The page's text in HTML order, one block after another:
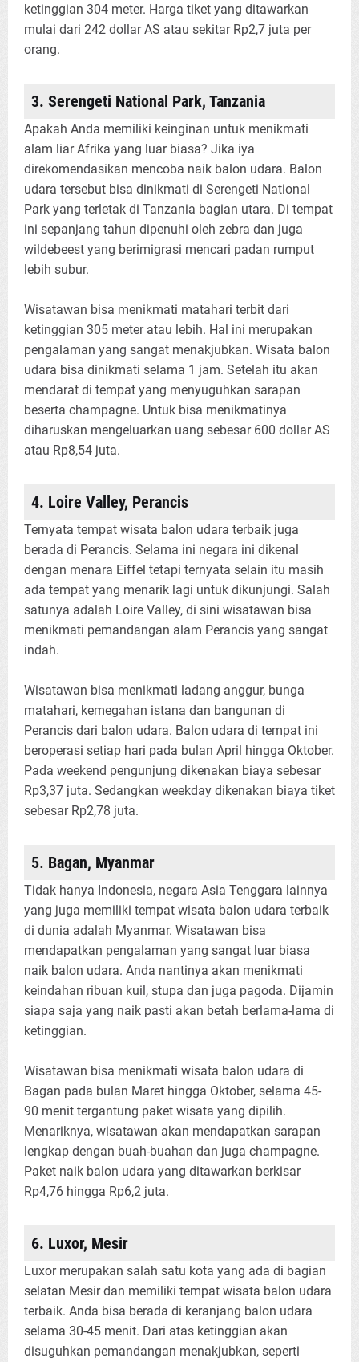
ketinggian 304 meter. Harga tiket yang ditawarkan
mulai dari 242 dollar AS atau sekitar Rp2,7 juta per
orang.
3. Serengeti National Park, Tanzania
Apakah Anda memiliki keinginan untuk menikmati
alam liar Afrika yang luar biasa? Jika iya
direkomendasikan mencoba naik balon udara. Balon
udara tersebut bisa dinikmati di Serengeti National
Park yang terletak di Tanzania bagian utara. Di tempat
ini sepanjang tahun dipenuhi oleh zebra dan juga
wildebeest yang berimigrasi mencari padan rumput
lebih subur.
Wisatawan bisa menikmati matahari terbit dari
ketinggian 305 meter atau lebih. Hal ini merupakan
pengalaman yang sangat menakjubkan. Wisata balon
udara bisa dinikmati selama 1 jam. Setelah itu akan
mendarat di tempat yang menyuguhkan sarapan
beserta champagne. Untuk bisa menikmatinya
diharuskan mengeluarkan uang sebesar 600 dollar AS
atau Rp8,54 juta.
4. Loire Valley, Perancis
Ternyata tempat wisata balon udara terbaik juga
berada di Perancis. Selama ini negara ini dikenal
dengan menara Eiffel tetapi ternyata selain itu masih
ada tempat yang menarik lagi untuk dikunjungi. Salah
satunya adalah Loire Valley, di sini wisatawan bisa
menikmati pemandangan alam Perancis yang sangat
indah.
Wisatawan bisa menikmati ladang anggur, bunga
matahari, kemegahan istana dan bangunan di
Perancis dari balon udara. Balon udara di tempat ini
beroperasi setiap hari pada bulan April hingga Oktober.
Pada weekend pengunjung dikenakan biaya sebesar
Rp3,37 juta. Sedangkan weekday dikenakan biaya tiket
sebesar Rp2,78 juta.
5. Bagan, Myanmar
Tidak hanya Indonesia, negara Asia Tenggara lainnya
yang juga memiliki tempat wisata balon udara terbaik
di dunia adalah Myanmar. Wisatawan bisa
mendapatkan pengalaman yang sangat luar biasa
naik balon udara. Anda nantinya akan menikmati
keindahan ribuan kuil, stupa dan juga pagoda. Dijamin
siapa saja yang naik pasti akan betah berlama-lama di
ketinggian.
Wisatawan bisa menikmati wisata balon udara di
Bagan pada bulan Maret hingga Oktober, selama 45-
90 menit tergantung paket wisata yang dipilih.
Menariknya, wisatawan akan mendapatkan sarapan
lengkap dengan buah-buahan dan juga champagne.
Paket naik balon udara yang ditawarkan berkisar
Rp4,76 hingga Rp6,2 juta.
6. Luxor, Mesir
Luxor merupakan salah satu kota yang ada di bagian
selatan Mesir dan memiliki tempat wisata balon udara
terbaik. Anda bisa berada di keranjang balon udara
selama 30-45 menit. Dari atas ketinggian akan
disuguhkan pemandangan menakjubkan, seperti